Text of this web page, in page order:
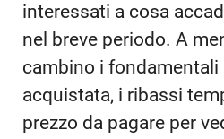
interessati a cosa
nel breve periodo. A
cambino i fondamentali
acquistata, i ribassi
prezzo da pagare per